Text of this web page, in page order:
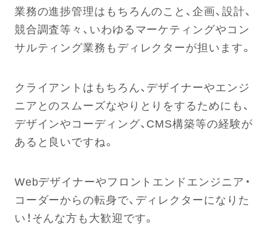
業務の進捗管理はもちろんのこと、企画、設計、
競合調査等々、いわゆるマーケティングやコン
サルティング業務もディレクターが担います。
クライアントはもちろん、デザイナーやエンジ
ニアとのスムーズなやりとりをするためにも、
デザインやコーディング、CMS構築等の経験が
あると良いですね。
Webデザイナーやフロントエンドエンジニア・
コーダーからの転身で、ディレクターになりた
い！そんな方も大歓迎です。